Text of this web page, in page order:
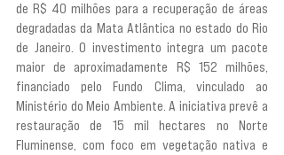
de R$ 40 milhões para a recuperação de áreas
degradadas da Mata Atlântica no estado do Rio
de Janeiro. O investimento integra um pacote
maior de aproximadamente R$ 152 milhões,
financiado pelo Fundo Clima, vinculado ao
Ministério do Meio Ambiente. A iniciativa prevê a
restauração de 15 mil hectares no Norte
Fluminense, com foco em vegetação nativa e